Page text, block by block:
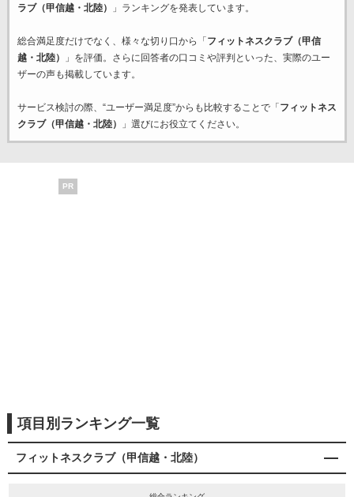
ラブ（甲信越・北陸）
」ランキングを発表しています。
総合満足度だけでなく、様々な切り口から「 フィットネスクラブ（甲信
越・北陸）
」を評価。さらに回答者の口コミや評判といった、実際のユー
ザーの声も掲載しています。
サービス検討の際、“ユーザー満足度”からも比較することで「 フィットネス
クラブ（甲信越・北陸）
」選びにお役立てください。
PR
項目別ランキング一覧
フィットネスクラブ（甲信越・北陸）